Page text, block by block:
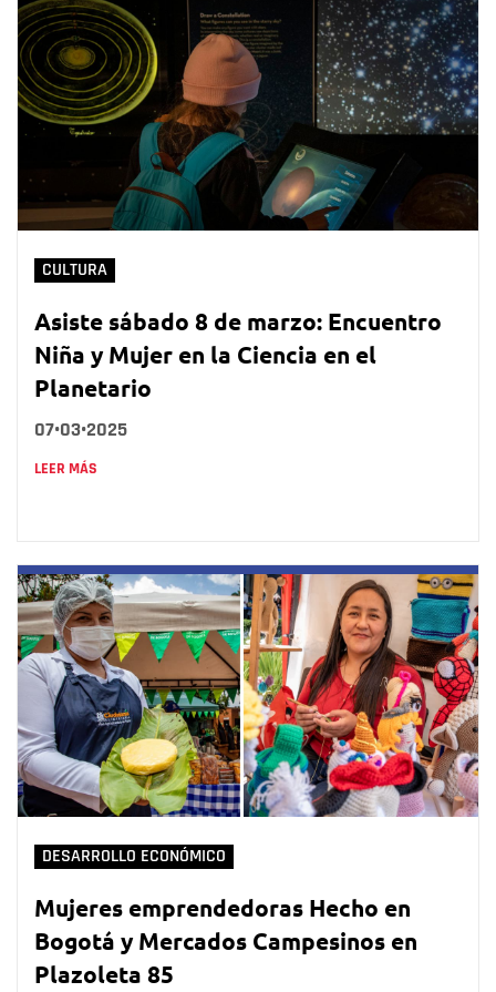
CULTURA
Asiste sábado 8 de marzo: Encuentro
Niña y Mujer en la Ciencia en el
Planetario
07•03•2025
LEER MÁS
DESARROLLO ECONÓMICO
Mujeres emprendedoras Hecho en
Bogotá y Mercados Campesinos en
Plazoleta 85